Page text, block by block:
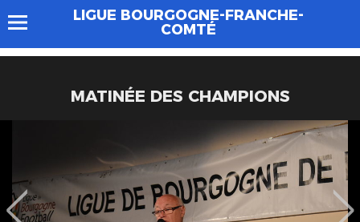
LIGUE BOURGOGNE-FRANCHE-
COMTÉ
MATINÉE DES CHAMPIONS